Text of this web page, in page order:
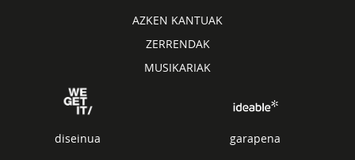
AZKEN KANTUAK
ZERRENDAK
MUSIKARIAK
diseinua garapena